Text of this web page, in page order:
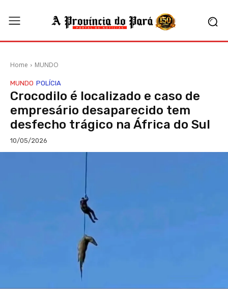
Home MUNDO
MUNDO POLÍCIA
Crocodilo é localizado e caso de
empresário desaparecido tem
desfecho trágico na África do Sul
10/05/2026